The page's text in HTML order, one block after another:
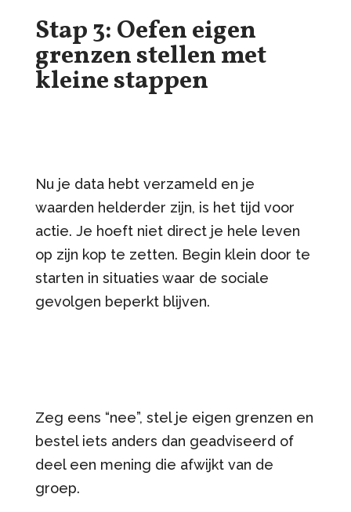
Stap 3: Oefen eigen
grenzen stellen met
kleine stappen
Nu je data hebt verzameld en je
waarden helderder zijn, is het tijd voor
actie. Je hoeft niet direct je hele leven
op zijn kop te zetten. Begin klein door te
starten in situaties waar de sociale
gevolgen beperkt blijven.
Zeg eens “nee”, stel je eigen grenzen en
bestel iets anders dan geadviseerd of
deel een mening die afwijkt van de
groep.